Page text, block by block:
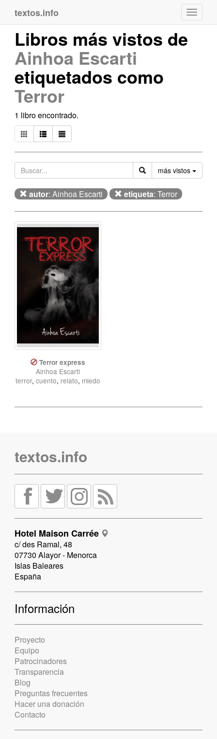
textos.info
Libros más vistos de
Ainhoa Escarti
etiquetados como
Terror
1 libro encontrado.
más vistos
autor: Ainhoa Escarti etiqueta: Terror
Terror express
Ainhoa Escarti
terror, cuento, relato, miedo
textos.info
Hotel Maison Carrée
c/ des Ramal, 48
07730 Alayor - Menorca
Islas Baleares
España
Información
Proyecto
Equipo
Patrocinadores
Transparencia
Blog
Preguntas frecuentes
Hacer una donación
Contacto